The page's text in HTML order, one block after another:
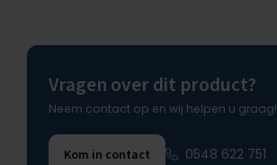
Vragen over dit product?
Neem contact op en wij helpen u graag!
Kom in contact 0548 622 751